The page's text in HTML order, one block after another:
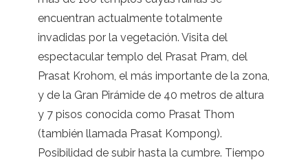
encuentran actualmente totalmente
invadidas por la vegetación. Visita del
espectacular templo del Prasat Pram, del
Prasat Krohom, el más importante de la zona,
y de la Gran Pirámide de 40 metros de altura
y 7 pisos conocida como Prasat Thom
(también llamada Prasat Kompong).
Posibilidad de subir hasta la cumbre. Tiempo